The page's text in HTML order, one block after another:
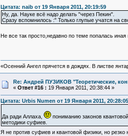
Цитата: naib от 19 Января 2011, 20:19:59
Ну, да. Науке всё надо делать "через Пекин".
Сразу вспомнилось :" Только глупые учатся на
Не все так просто,недавно по теме попалась
«Осенний Ангел прячется в дождях. В листве
Re: Андрей ПУЗИКОВ "Теоретические,
« Ответ #16 : 19 Января 2011, 20:38:44 »
Цитата: Urbis Numen от 19 Января 2011, 20:28:05
Да ради Аллаха,
пониманию законов
методики суфиев.
Я не против суфиев и квантовой физики, но резко